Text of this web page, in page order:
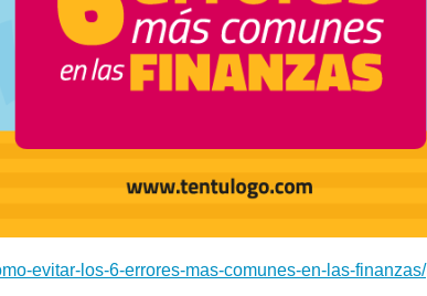
evitar-los-6-errores-mas-comunes-en-las-finanzas/